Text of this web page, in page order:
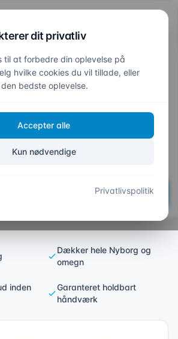
Beregn din pris
Fugefirma i
i Varig
Nyborg Centrum til
Dækker hele Nyborg og
omegn
inden
Garanteret holdbart
håndværk
så vi kan give et præcist
dit privatliv
til at forbedre din oplevelse på
hvilke cookies du vil tillade, eller
bedste oplevelse.
Accepter alle
Kun nødvendige
Privatlivspolitik